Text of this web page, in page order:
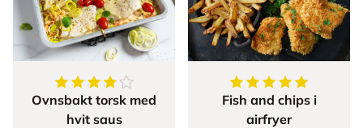
4.391304347826087
stjerner
Ovnsbakt torsk med
hvit saus
5av5stjerner
Fish and chips i
airfryer